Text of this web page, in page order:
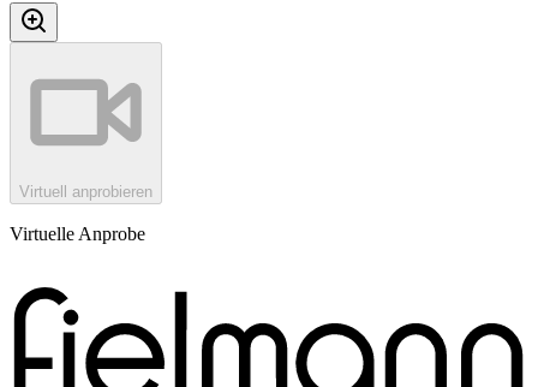
Virtuell anprobieren
Virtuelle Anprobe